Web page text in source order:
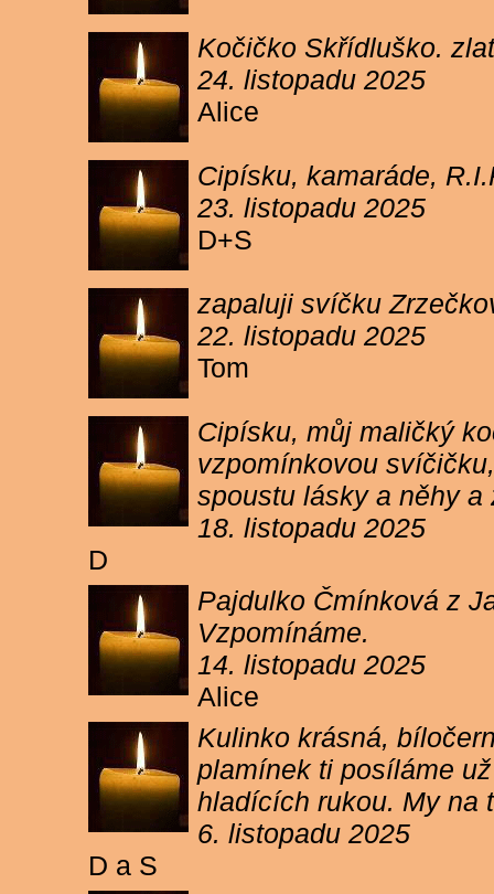
Kočičko Skřídluško.
24. listopadu 2025
Alice
Cipísku, kamaráde,
23. listopadu 2025
D+S
zapaluji svíčku
22. listopadu 2025
Tom
Cipísku, můj maličký
vzpomínkovou
spoustu lásky a něhy
18. listopadu 2025
D
Pajdulko Čmínková z
Vzpomínáme.
14. listopadu 2025
Alice
Kulinko krásná,
plamínek ti posíláme
hladících rukou. My na
6. listopadu 2025
D a S